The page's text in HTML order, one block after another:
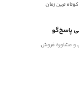
ترین زمان
پاسخ‌گو
و مشاوره فروش